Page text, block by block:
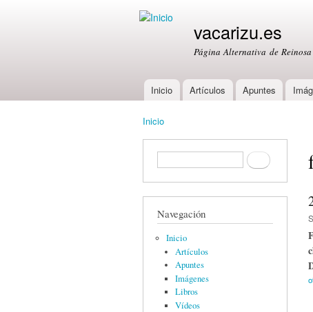
vacarizu.es
Página Alternativa de
Main menu
Inicio Artículos Apuntes
Inicio
Formulario de búsquedaBuscar
Navegación
Inicio
Artículos
Apuntes
Imágenes
Libros
Vídeos